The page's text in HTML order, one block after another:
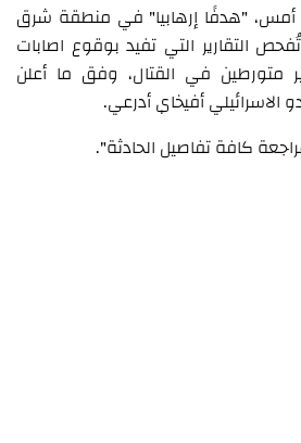
أمس، "هدفًا إرهابيا" في منطقة شرق
التقارير التي تفيد بوقوع اصابات
متورطين في القتال، وفق ما أعلن
أفيخاي أدرعي.
كافة تفاصيل الحادثة".